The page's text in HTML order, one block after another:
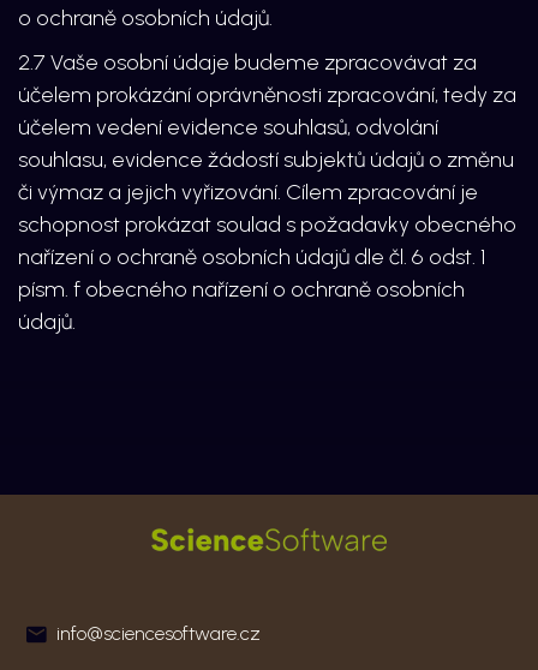
o ochraně osobních údajů.
2.7 Vaše osobní údaje budeme zpracovávat za
účelem prokázání oprávněnosti zpracování, tedy za
účelem vedení evidence souhlasů, odvolání
souhlasu, evidence žádostí subjektů údajů o změnu
či výmaz a jejich vyřizování. Cílem zpracování je
schopnost prokázat soulad s požadavky obecného
nařízení o ochraně osobních údajů dle čl. 6 odst. 1
písm. f obecného nařízení o ochraně osobních
údajů.
info@sciencesoftware.cz